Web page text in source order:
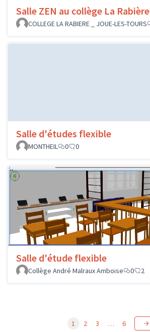
Salle ZEN au collège La Rabière
COLLEGE LA RABIERE _ JOUE-LES-TOURS
Salle d'études flexible
MONTHEIL
0 0
Salle d'étude flexible
Collège André Malraux Amboise
0 2
1 2 3 … 6